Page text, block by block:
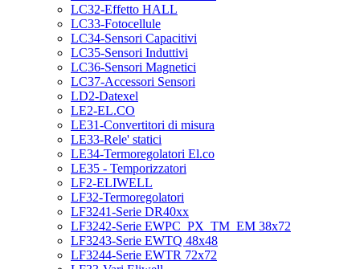
LC32-Effetto HALL
LC33-Fotocellule
LC34-Sensori Capacitivi
LC35-Sensori Induttivi
LC36-Sensori Magnetici
LC37-Accessori Sensori
LD2-Datexel
LE2-EL.CO
LE31-Convertitori di misura
LE33-Rele' statici
LE34-Termoregolatori El.co
LE35 - Temporizzatori
LF2-ELIWELL
LF32-Termoregolatori
LF3241-Serie DR40xx
LF3242-Serie EWPC_PX_TM_EM 38x72
LF3243-Serie EWTQ 48x48
LF3244-Serie EWTR 72x72